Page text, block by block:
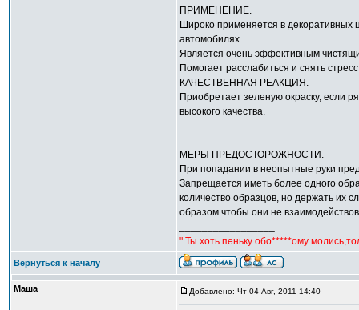
ПРИМЕНЕНИЕ.
Широко применяется в декоративных
автомобилях.
Является очень эффективным
Помогает расслабиться и снять
КАЧЕСТВЕННАЯ РЕАКЦИЯ.
Приобретает зеленую окраску, если
высокого качества.
МЕРЫ ПРЕДОСТОРОЖНОСТИ.
При попадании в неопытные руки
Запрещается иметь более одного
количество образцов, но держать их
образом чтобы они не
" Ты хоть пеньку обо*****ому
Вернуться к началу
Маша Добавлено: Чт 04 Авг, 2011 14:40